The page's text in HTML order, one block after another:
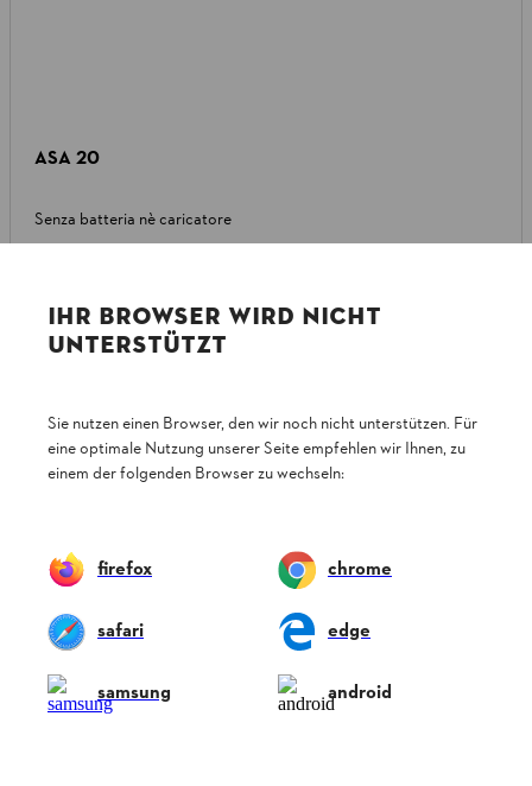
ASA 20
Senza batteria nè caricatore
IHR BROWSER WIRD NICHT
UNTERSTÜTZT
Sie nutzen einen Browser, den wir noch nicht unterstützen. Für
eine optimale Nutzung unserer Seite empfehlen wir Ihnen, zu
einem der folgenden Browser zu wechseln:
firefox chrome
safari edge
samsung android